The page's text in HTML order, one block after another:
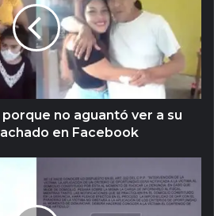
no aguantó ver a su
en Facebook